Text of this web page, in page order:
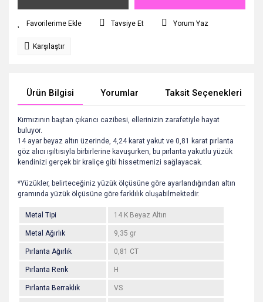
Tavsiye Et Yorum Yaz
Karşılaştır
Ürün Bilgisi Yorumlar Taksit Seçenekleri
Kırmızının baştan çıkarıcı cazibesi, ellerinizin zarafetiyle hayat
buluyor.
14 ayar beyaz altın üzerinde, 4,24 karat yakut ve 0,81 karat pırlanta
göz alıcı ışıltısıyla birbirlerine kavuşurken, bu pırlanta yakutlu yüzük
kendinizi gerçek bir kraliçe gibi hissetmenizi sağlayacak.
*Yüzükler, belirteceğiniz yüzük ölçüsüne göre ayarlandığından altın
gramında yüzük ölçüsüne göre farklılık oluşabilmektedir.
Metal Tipi 14 K Beyaz Altın
Metal Ağırlık 9,35 gr
Pırlanta Ağırlık 0,81 CT
Pırlanta Renk H
Pırlanta Berraklık VS